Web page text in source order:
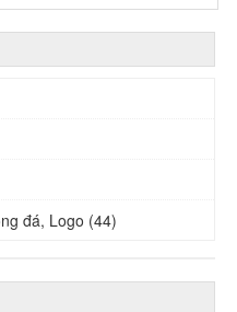
đá, Logo (44)